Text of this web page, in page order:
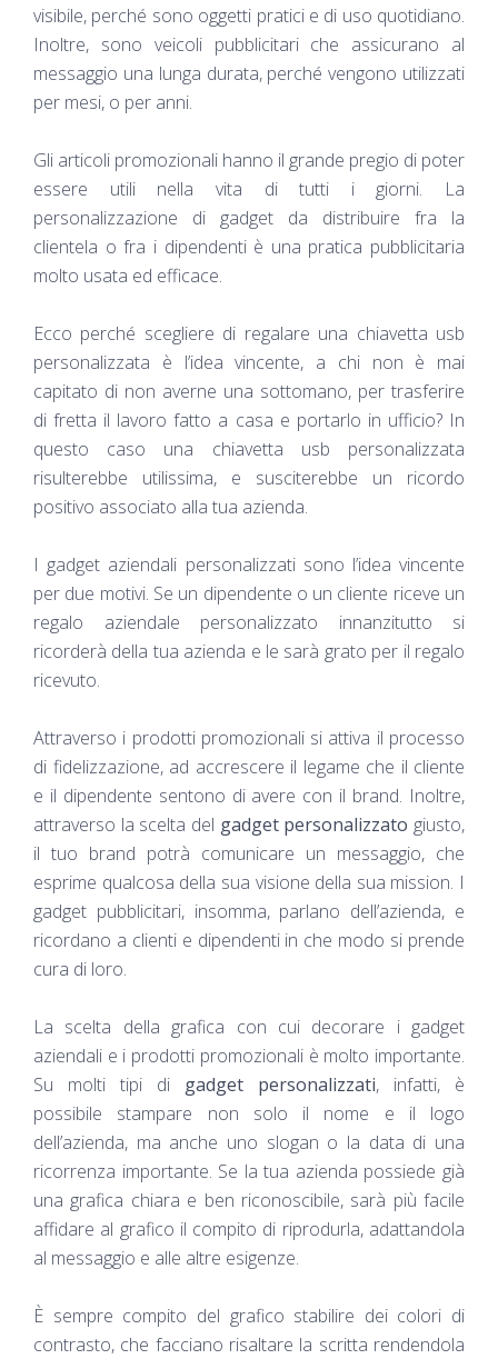
visibile, perché sono oggetti pratici e di uso quotidiano.
Inoltre, sono veicoli pubblicitari che assicurano al
messaggio una lunga durata, perché vengono utilizzati
per mesi, o per anni.
Gli articoli promozionali hanno il grande pregio di poter
essere utili nella vita di tutti i giorni. La
personalizzazione di gadget da distribuire fra la
clientela o fra i dipendenti è una pratica pubblicitaria
molto usata ed efficace.
Ecco perché scegliere di regalare una chiavetta usb
personalizzata è l’idea vincente, a chi non è mai
capitato di non averne una sottomano, per trasferire
di fretta il lavoro fatto a casa e portarlo in ufficio? In
questo caso una chiavetta usb personalizzata
risulterebbe utilissima, e susciterebbe un ricordo
positivo associato alla tua azienda.
I gadget aziendali personalizzati sono l’idea vincente
per due motivi. Se un dipendente o un cliente riceve un
regalo aziendale personalizzato innanzitutto si
ricorderà della tua azienda e le sarà grato per il regalo
ricevuto.
Attraverso i prodotti promozionali si attiva il processo
di fidelizzazione, ad accrescere il legame che il cliente
e il dipendente sentono di avere con il brand. Inoltre,
attraverso la scelta del gadget personalizzato giusto,
il tuo brand potrà comunicare un messaggio, che
esprime qualcosa della sua visione della sua mission. I
gadget pubblicitari, insomma, parlano dell’azienda, e
ricordano a clienti e dipendenti in che modo si prende
cura di loro.
La scelta della grafica con cui decorare i gadget
aziendali e i prodotti promozionali è molto importante.
Su molti tipi di gadget personalizzati, infatti, è
possibile stampare non solo il nome e il logo
dell’azienda, ma anche uno slogan o la data di una
ricorrenza importante. Se la tua azienda possiede già
una grafica chiara e ben riconoscibile, sarà più facile
affidare al grafico il compito di riprodurla, adattandola
al messaggio e alle altre esigenze.
È sempre compito del grafico stabilire dei colori di
contrasto, che facciano risaltare la scritta rendendola